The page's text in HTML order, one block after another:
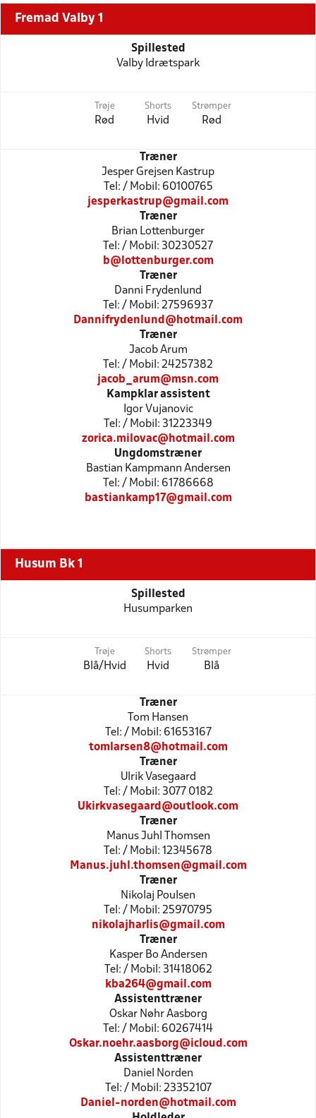
Fremad Valby 1
Spillested
Valby Idrætspark
Trøje
Rød
Shorts
Hvid
Strømper
Rød
Træner
Jesper Grejsen Kastrup
Tel: / Mobil: 60100765
jesperkastrup@gmail.com
Træner
Brian Lottenburger
Tel: / Mobil: 30230527
b@lottenburger.com
Træner
Danni Frydenlund
Tel: / Mobil: 27596937
Dannifrydenlund@hotmail.com
Træner
Jacob Arum
Tel: / Mobil: 24257382
jacob_arum@msn.com
Kampklar assistent
Igor Vujanovic
Tel: / Mobil: 31223349
zorica.milovac@hotmail.com
Ungdomstræner
Bastian Kampmann Andersen
Tel: / Mobil: 61786668
bastiankamp17@gmail.com
Husum Bk 1
Spillested
Husumparken
Trøje
Blå/Hvid
Shorts
Hvid
Strømper
Blå
Træner
Tom Hansen
Tel: / Mobil: 61653167
tomlarsen8@hotmail.com
Træner
Ulrik Vasegaard
Tel: / Mobil: 3077 0182
Ukirkvasegaard@outlook.com
Træner
Manus Juhl Thomsen
Tel: / Mobil: 12345678
Manus.juhl.thomsen@gmail.com
Træner
Nikolaj Poulsen
Tel: / Mobil: 25970795
nikolajharlis@gmail.com
Træner
Kasper Bo Andersen
Tel: / Mobil: 31418062
kba264@gmail.com
Assistenttræner
Oskar Nøhr Aasborg
Tel: / Mobil: 60267414
Oskar.noehr.aasborg@icloud.com
Assistenttræner
Daniel Norden
Tel: / Mobil: 23352107
Daniel-norden@hotmail.com